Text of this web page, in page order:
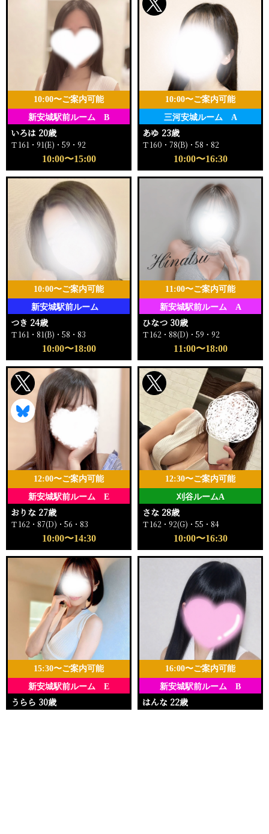
新安城駅前ルーム B
10:00〜ご案内可能
いろは 20歳
Ｔ161・91(E)・59・92
10:00〜15:00
三河安城ルーム A
10:00〜ご案内可能
あゆ 23歳
Ｔ160・78(B)・58・82
10:00〜16:30
新安城駅前ルーム
10:00〜ご案内可能
つき 24歳
Ｔ161・81(B)・58・83
10:00〜18:00
新安城駅前ルーム A
11:00〜ご案内可能
ひなつ 30歳
Ｔ162・88(D)・59・92
11:00〜18:00
新安城駅前ルーム E
12:00〜ご案内可能
おりな 27歳
Ｔ162・87(D)・56・83
10:00〜14:30
刈谷ルームA
12:30〜ご案内可能
さな 28歳
Ｔ162・92(G)・55・84
10:00〜16:30
新安城駅前ルーム E
15:30〜ご案内可能
うらら 30歳
新安城駅前ルーム B
16:00〜ご案内可能
はんな 22歳